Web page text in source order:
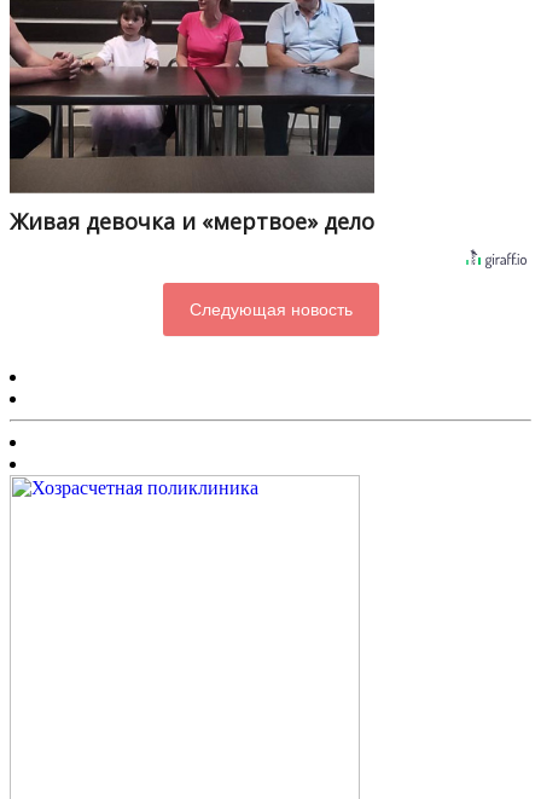
Живая девочка и «мертвое» дело
Следующая новость